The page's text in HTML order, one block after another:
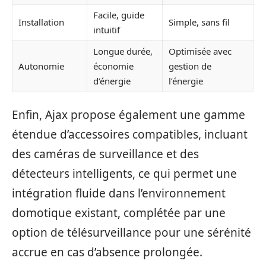
Installation
Facile, guide
intuitif
Simple, sans fil
Autonomie
Longue durée,
économie
d’énergie
Optimisée avec
gestion de
l’énergie
Enfin, Ajax propose également une gamme
étendue d’accessoires compatibles, incluant
des caméras de surveillance et des
détecteurs intelligents, ce qui permet une
intégration fluide dans l’environnement
domotique existant, complétée par une
option de télésurveillance pour une sérénité
accrue en cas d’absence prolongée.